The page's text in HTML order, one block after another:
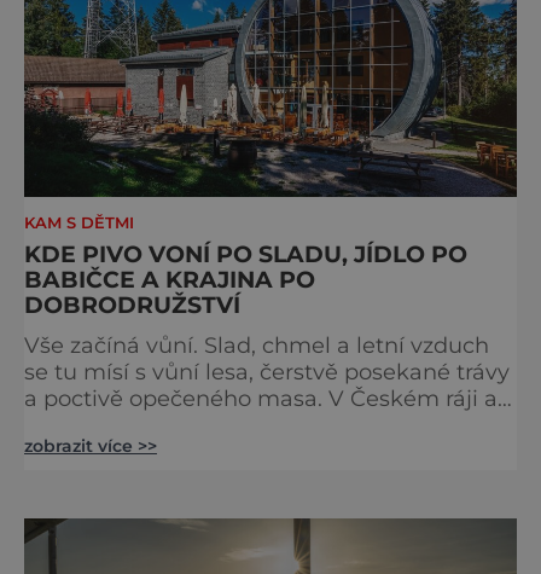
KAM S DĚTMI
KDE PIVO VONÍ PO SLADU, JÍDLO PO
BABIČCE A KRAJINA PO
DOBRODRUŽSTVÍ
Vše začíná vůní. Slad, chmel a letní vzduch
se tu mísí s vůní lesa, čerstvě posekané trávy
a poctivě opečeného masa. V Českém ráji a
doušky – a ty tady tečou proudem. Není to
ví, že k dokonalému dni patří nejen výhled,
zobrazit více >>